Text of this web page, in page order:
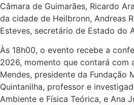
Câmara de Guimarães, Ricardo
da cidade de Heilbronn, Andreas
Esteves, secretário de Estado do
Às 18h00, o evento recebe a
2026, momento que contará com
Mendes, presidente da Fundação
Quintanilha, professor e
Ambiente e Física Teórica, e Ana